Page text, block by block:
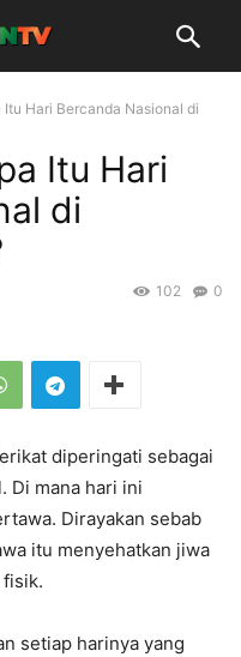
Itu Hari Bercanda Nasional di
Itu Hari
di
0
102
diperingati sebagai
Di mana hari ini
Dirayakan sebab
itu menyehatkan jiwa
setiap harinya yang